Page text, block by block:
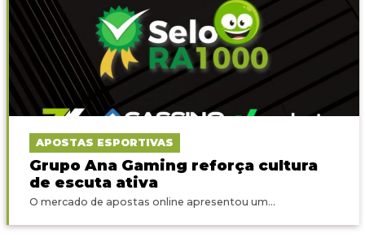
APOSTAS ESPORTIVAS
Grupo Ana Gaming reforça cultura
de escuta ativa
O mercado de apostas online apresentou um...